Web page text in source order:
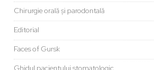
Chirurgie orală și parodontală
Editorial
Faces of Gursk
Ghidul pacientului stomatologic